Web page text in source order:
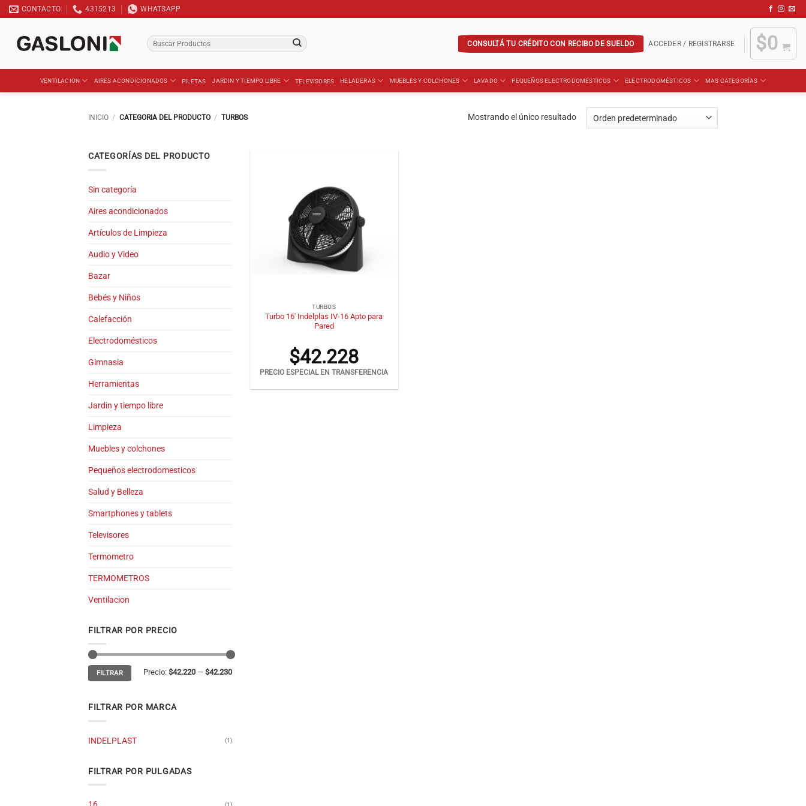
Saltar
al
contenido
CONTACTO 4315213 WHATSAPP
Buscar
por:
CONSULTÁ TU CRÉDITO CON RECIBO DE SUELDO ACCEDER / REGISTRARSE $0
VENTILACION AIRES ACONDICIONADOS PILETAS JARDIN Y TIEMPO LIBRE TELEVISORES HELADERAS MUEBLES Y COLCHONES LAVADO PEQUEÑOS ELECTRODOMESTICOS ELECTRODOMÉSTICOS MAS CATEGORÍAS
INICIO / CATEGORIA DEL PRODUCTO / TURBOS Mostrando el único resultado
CATEGORÍAS DEL PRODUCTO
Sin categoría
Aires acondicionados
Artículos de Limpieza
Audio y Video
Bazar
Bebés y Niños
Calefacción
Electrodomésticos
Gimnasia
Herramientas
Jardin y tiempo libre
Limpieza
Muebles y colchones
Pequeños electrodomesticos
Salud y Belleza
Smartphones y tablets
Televisores
Termometro
TERMOMETROS
Ventilacion
FILTRAR POR PRECIO
Precio
mínimo
Precio
máximo
FILTRAR Precio: $42.220 — $42.230
FILTRAR POR MARCA
INDELPLAST (1)
FILTRAR POR PULGADAS
(1)
TURBOS
Turbo 16′ Indelplas IV-16 Apto para
Pared
$42.228
PRECIO ESPECIAL EN TRANSFERENCIA